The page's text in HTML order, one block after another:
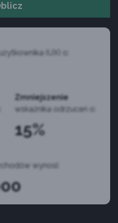
(UX) o:
Zmniejszenie
wskaźnika odrzuceń o:
15%
wynosi: